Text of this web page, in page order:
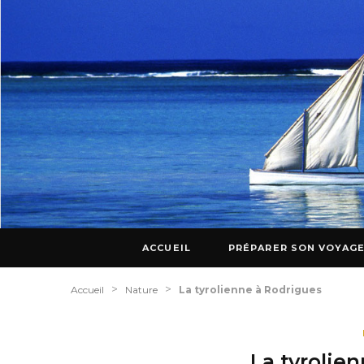
ACCUEIL PRÉPARER SON VOYAGE
Accueil > Nature > La tyrolienne à Rodrigues